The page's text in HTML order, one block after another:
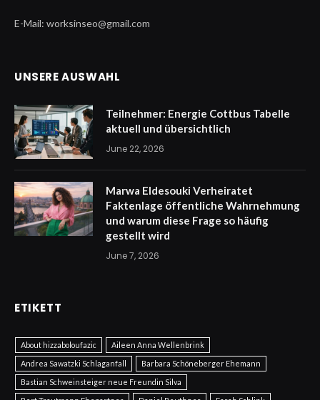
E-Mail: worksinseo@gmail.com
UNSERE AUSWAHL
Teilnehmer: Energie Cottbus Tabelle
aktuell und übersichtlich
June 22, 2026
Marwa Eldesouki Verheiratet
Faktenlage öffentliche Wahrnehmung
und warum diese Frage so häufig
gestellt wird
June 7, 2026
ETIKETT
About hizzaboloufazic
Aileen Anna Wellenbrink
Andrea Sawatzki Schlaganfall
Barbara Schöneberger Ehemann
Bastian Schweinsteiger neue Freundin Silva